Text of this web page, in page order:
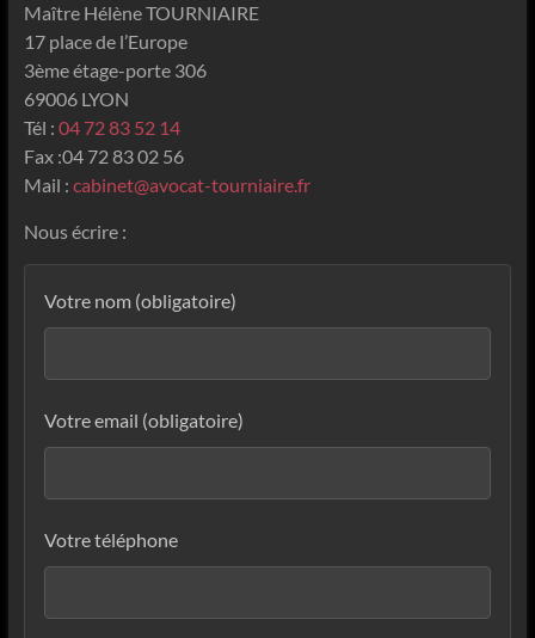
Maître Hélène TOURNIAIRE
17 place de l’Europe
3ème étage-porte 306
69006 LYON
Tél : 04 72 83 52 14
Fax :04 72 83 02 56
Mail : cabinet@avocat-tourniaire.fr
Nous écrire :
Votre nom (obligatoire)
Votre email (obligatoire)
Votre téléphone